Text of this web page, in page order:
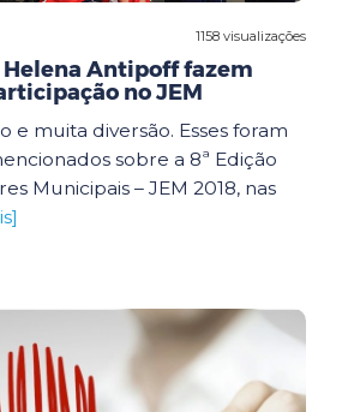
1158 visualizações
Helena Antipoff fazem
no JEM
e muita diversão. Esses foram
sobre a 8ª Edição
Municipais – JEM 2018, nas